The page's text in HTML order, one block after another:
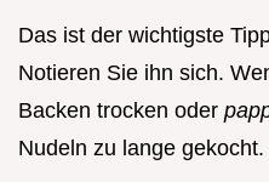
Das ist der wichtigste
Notieren Sie ihn sich.
Backen trocken oder
Nudeln zu lange gekocht.